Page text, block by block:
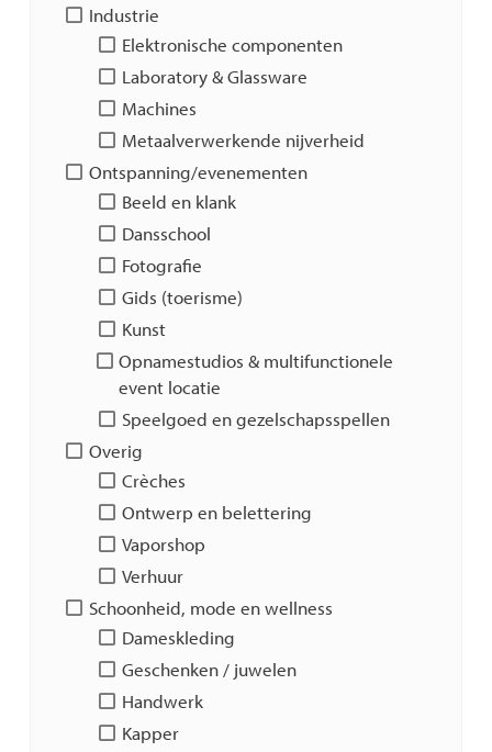
Industrie
Elektronische componenten
Laboratory & Glassware
Machines
Metaalverwerkende nijverheid
Ontspanning/evenementen
Beeld en klank
Dansschool
Fotografie
Gids (toerisme)
Kunst
Opnamestudios & multifunctionele
event locatie
Speelgoed en gezelschapsspellen
Overig
Crèches
Ontwerp en belettering
Vaporshop
Verhuur
Schoonheid, mode en wellness
Dameskleding
Geschenken / juwelen
Handwerk
Kapper